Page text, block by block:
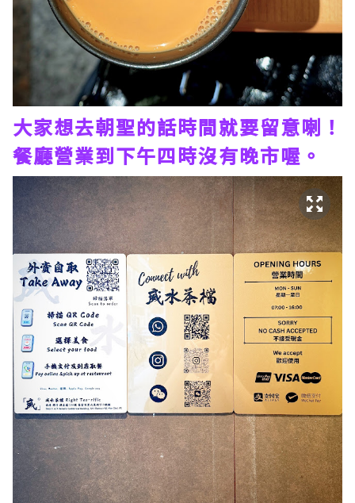
大家想去朝聖的話時間就要留意喇！
餐廳營業到下午四時沒有晚市喔。